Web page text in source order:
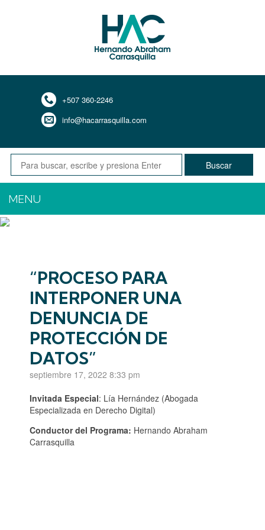
+507 360-2246
info@hacarrasquilla.com
Buscar
“PROCESO PARA
INTERPONER UNA
DENUNCIA DE
PROTECCIÓN DE
DATOS”
septiembre 17, 2022 8:33 pm
Invitada Especial: Lía Hernández (Abogada
Especializada en Derecho Digital)
Conductor del Programa: Hernando Abraham
Carrasquilla